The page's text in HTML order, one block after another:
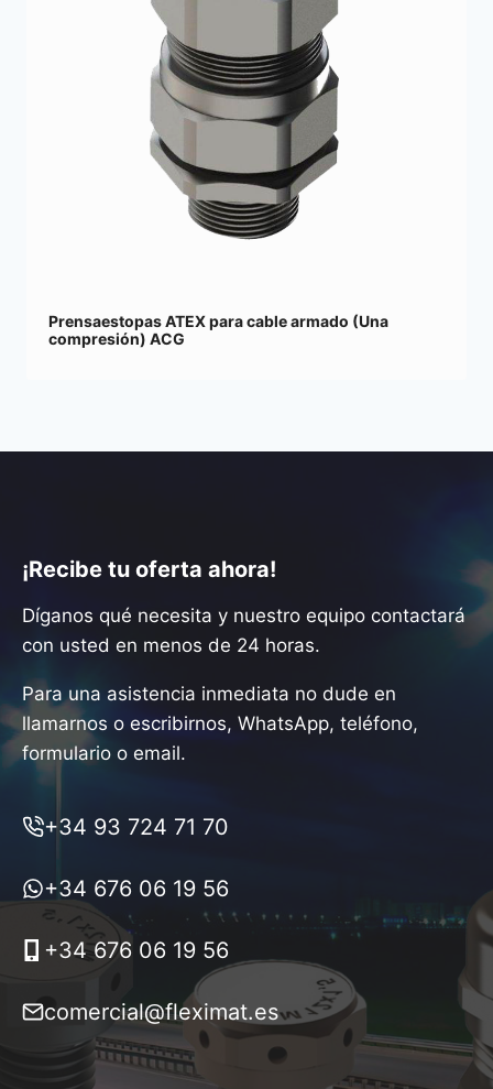
Prensaestopas ATEX para cable armado (Una
compresión) ACG
¡Recibe tu oferta ahora!
Díganos qué necesita y nuestro equipo contactará
con usted en menos de 24 horas.
Para una asistencia inmediata no dude en
llamarnos o escribirnos, WhatsApp, teléfono,
formulario o email.
+34 93 724 71 70
+34 676 06 19 56
+34 676 06 19 56
comercial@fleximat.es